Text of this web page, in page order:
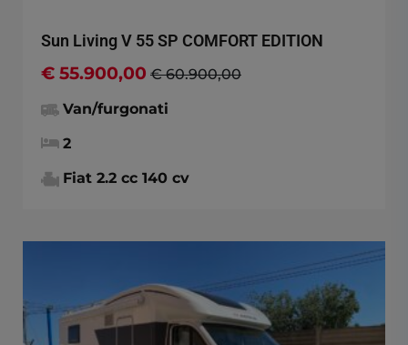
Sun Living V 55 SP COMFORT EDITION
€ 55.900,00 € 60.900,00
Van/furgonati
2
Fiat 2.2 cc 140 cv